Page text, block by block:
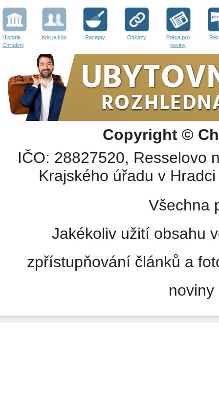
Historie
Chrudimi
Kdo je kdo Recepty Odkazy
Práce pro
noviny
Copyright ©
IČO: 28827520, Resselovo
Krajského úřadu v
Všechna
Jakékoliv užití obsahu
zpřístupňování článků a